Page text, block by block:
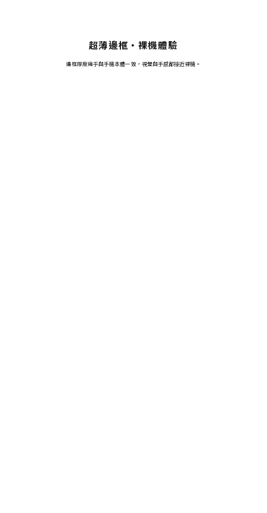
超薄邊框・裸機體驗
邊框厚度幾乎與手機本體一致，視覺與手感都接近裸機。